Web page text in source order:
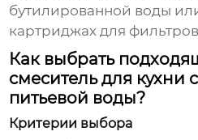
бутилированной воды
картриджах для
Как выбрать
смеситель для кухни
питьевой воды?
Критерии выбора